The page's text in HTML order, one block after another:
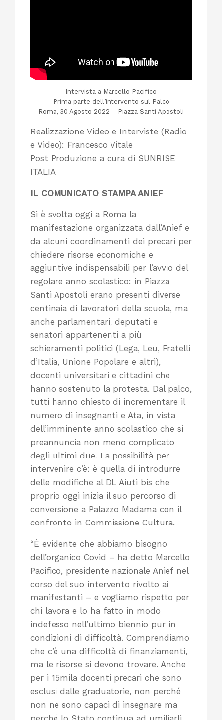
Intervista a Marcello Pacifico
Prima parte dell’intervento sul Palco
Roma, 30 Agosto 2022 – Piazza Santi Apostoli
Realizzazione Video e Interviste (Radio
e Video): Francesco Vitale
Post Produzione a cura di SUNRISE
ITALIA
IL COMUNICATO STAMPA ANIEF
Si è svolta oggi a Roma la
manifestazione organizzata dall’Anief e
da alcuni coordinamenti dei precari per
chiedere risorse economiche e
aggiuntive indispensabili per l’avvio del
regolare anno scolastico: in Piazza
Santi Apostoli erano presenti diverse
centinaia di lavoratori della scuola, ma
anche parlamentari, deputati e
senatori appartenenti a più
schieramenti politici (Lega, Leu, Fratelli
d’Italia, Unione Popolare e altri),
docenti universitari e cittadini che
hanno sostenuto la protesta. Dal palco,
tutti hanno chiesto di incrementare il
numero di insegnanti e Ata, in vista
dell’imminente anno scolastico che si
preannuncia non meno complicato
degli ultimi due. La possibilità per
intervenire c’è: è quella di introdurre
delle modifiche al DL Aiuti bis che
proprio oggi inizia il suo percorso di
conversione a Palazzo Madama con il
confronto in Commissione Cultura.
“È evidente che abbiamo bisogno
dell’organico Covid – ha detto Marcello
Pacifico, presidente nazionale Anief nel
corso del suo intervento rivolto ai
manifestanti – e vogliamo rispetto per
chi lavora e lo ha fatto in modo
indefesso nell’ultimo biennio pur in
condizioni di difficoltà. Comprendiamo
che c’è una difficoltà di finanziamenti,
ma le risorse si devono trovare. Anche
per i 15mila docenti precari che sono
esclusi dalle graduatorie, non perché
non ne sono capaci di insegnare ma